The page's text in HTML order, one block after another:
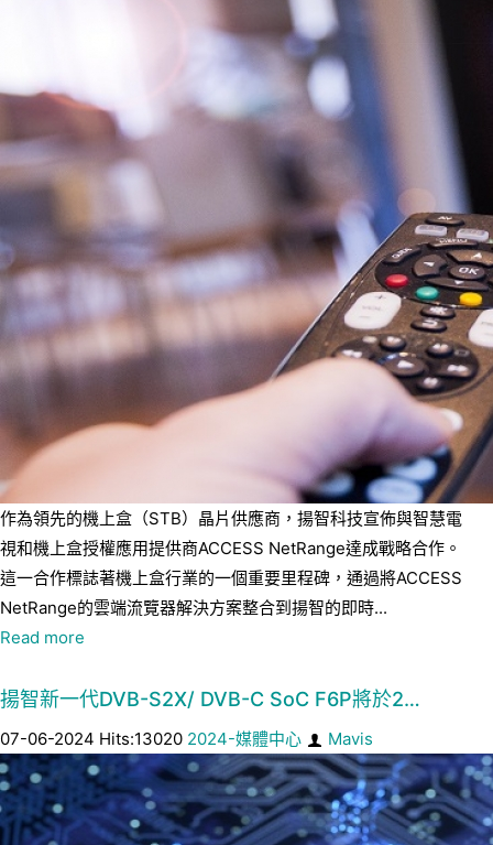
作為領先的機上盒（STB）晶片供應商，揚智科技宣佈與智慧電
視和機上盒授權應用提供商ACCESS NetRange達成戰略合作。
這一合作標誌著機上盒行業的一個重要里程碑，通過將ACCESS
NetRange的雲端流覽器解決方案整合到揚智的即時...
Read more
揚智新一代DVB-S2X/ DVB-C SoC F6P將於2…
07-06-2024 Hits:13020 2024-媒體中心 Mavis